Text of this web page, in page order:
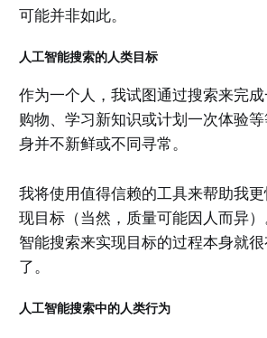
可能并非如此。
人工智能搜索的人类目标
作为一个人，我试图通过搜索来完
购物、学习新知识或计划一次体验
身并不新鲜或不同寻常。
我将使用值得信赖的工具来帮助我
现目标（当然，质量可能因人而异）
智能搜索来实现目标的过程本身就
了。
人工智能搜索中的人类行为